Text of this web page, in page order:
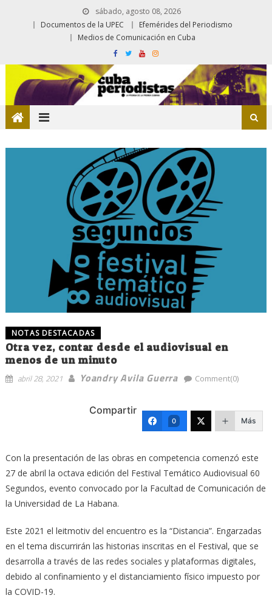
sábado, agosto 08, 2026
Documentos de la UPEC
Efemérides del Periodismo
Medios de Comunicación en Cuba
NOTAS DESTACADAS
Otra vez, contar desde el audiovisual en
menos de un minuto
abril 28, 2021 Yoandry Avila Guerra Comment(0)
Compartir
0 Más
Con la presentación de las obras en competencia comenzó este
27 de abril la octava edición del Festival Temático Audiovisual 60
Segundos, evento convocado por la Facultad de Comunicación de
la Universidad de La Habana.
Este 2021 el leitmotiv del encuentro es la “Distancia”. Engarzadas
en el tema discurrirán las historias inscritas en el Festival, que se
desarrolla a través de las redes sociales y plataformas digitales,
debido al confinamiento y el distanciamiento físico impuesto por
la COVID-19.